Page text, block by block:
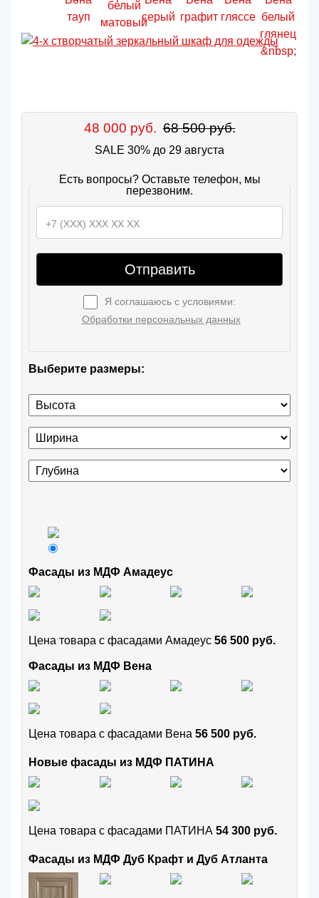
48 000 руб. 68 500 руб.
SALE 30% до 29 августа
Есть вопросы? Оставьте телефон, мы
перезвоним.
Отправить
Я соглашаюсь с условиями:
Обработки персональных данных
Выберите размеры:
Фасады из МДФ Амадеус
Цена товара с фасадами Амадеус 56 500 руб.
Фасады из МДФ Вена
Цена товара с фасадами Вена 56 500 руб.
Новые фасады из МДФ ПАТИНА
Цена товара с фасадами ПАТИНА 54 300 руб.
Фасады из МДФ Дуб Крафт и Дуб Атланта